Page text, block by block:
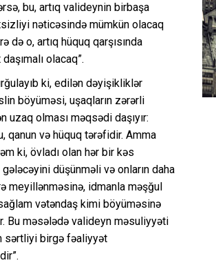
bu, artıq valideynin birbaşa
nəticəsində mümkün olacaq
də o, artıq hüquq qarşısında
olacaq”.
ki, edilən dəyişikliklər
böyüməsi, uşaqların zərərli
uzaq olması məqsədi daşıyır:
qanun və hüquq tərəfidir. Amma
ki, övladı olan hər bir kəs
gələcəyini düşünməli və onların daha
meyillənməsinə, idmanla məşğul
vətəndaş kimi böyüməsinə
Bu məsələdə valideyn məsuliyyəti
sərtliyi birgə fəaliyyət